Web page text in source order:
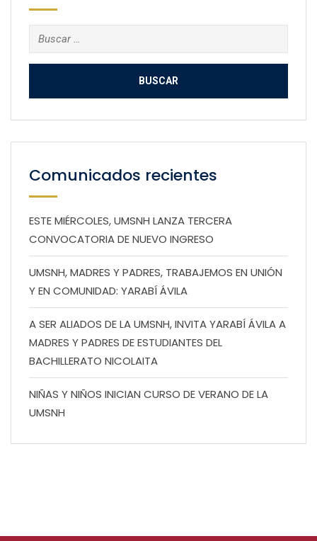
Buscar:
Comunicados recientes
ESTE MIÉRCOLES, UMSNH LANZA TERCERA
CONVOCATORIA DE NUEVO INGRESO
UMSNH, MADRES Y PADRES, TRABAJEMOS EN UNIÓN
Y EN COMUNIDAD: YARABÍ ÁVILA
A SER ALIADOS DE LA UMSNH, INVITA YARABÍ ÁVILA A
MADRES Y PADRES DE ESTUDIANTES DEL
BACHILLERATO NICOLAITA
NIÑAS Y NIÑOS INICIAN CURSO DE VERANO DE LA
UMSNH